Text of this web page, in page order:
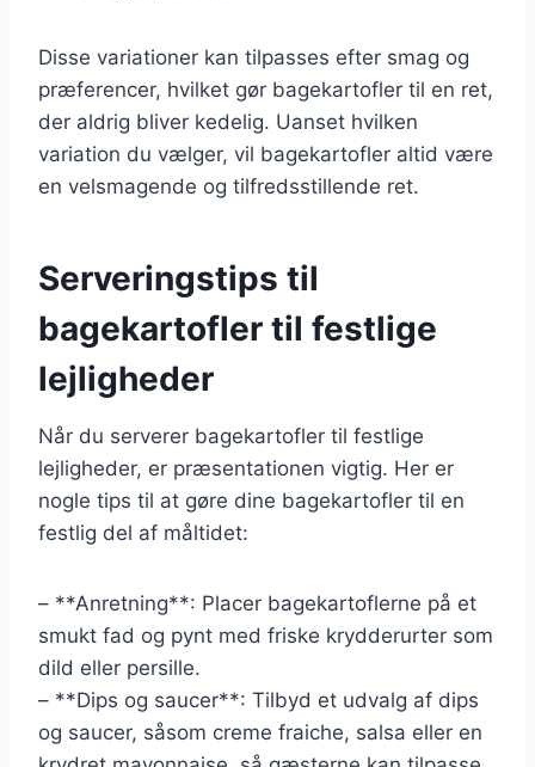
Disse variationer kan tilpasses efter smag og
præferencer, hvilket gør bagekartofler til en ret,
der aldrig bliver kedelig. Uanset hvilken
variation du vælger, vil bagekartofler altid være
en velsmagende og tilfredsstillende ret.
Serveringstips til
bagekartofler til festlige
lejligheder
Når du serverer bagekartofler til festlige
lejligheder, er præsentationen vigtig. Her er
nogle tips til at gøre dine bagekartofler til en
festlig del af måltidet:
– **Anretning**: Placer bagekartoflerne på et
smukt fad og pynt med friske krydderurter som
dild eller persille.
– **Dips og saucer**: Tilbyd et udvalg af dips
og saucer, såsom creme fraiche, salsa eller en